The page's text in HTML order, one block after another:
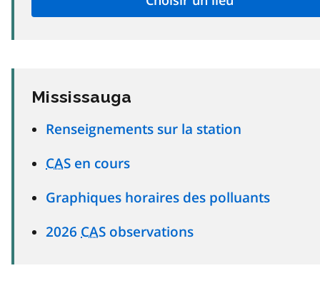
Mississauga
Renseignements sur la station
CAS en cours
Graphiques horaires des polluants
2026 CAS observations